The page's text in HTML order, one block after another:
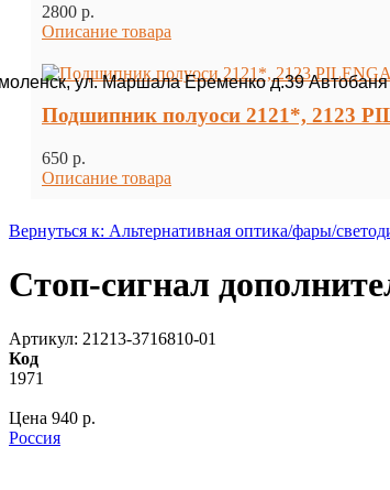
ул. Маршала Еременко д.39
2800 p.
Описание товара
Подшипник полуоси 2121*, 2123
650 p.
Описание товара
Вернуться к: Альтернативная оптика/фары/
Стоп-сигнал
Артикул: 21213-3716810-01
Код
1971
Цена 940 p.
Россия